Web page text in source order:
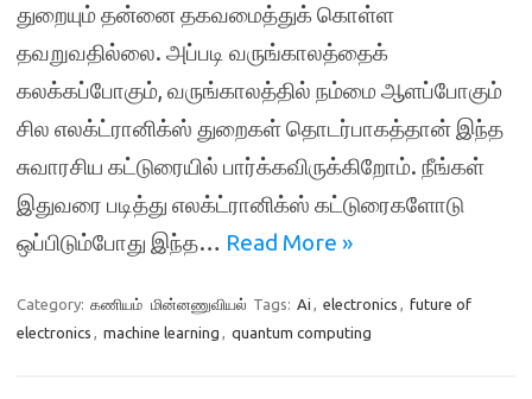
துறையும் தன்னை தகவமைத்துக் கொள்ள
தவறுவதில்லை. அப்படி வருங்காலத்தைக்
கலக்கப்போகும், வருங்காலத்தில் நம்மை ஆளப்போகும்
சில எலக்ட்ரானிக்ஸ் துறைகள் தொடர்பாகத்தான் இந்த
சுவாரசிய கட்டுரையில் பார்க்கவிருக்கிறோம். நீங்கள்
இதுவரை படித்து எலக்ட்ரானிக்ஸ் கட்டுரைகளோடு
ஒப்பிடும்போது இந்த… Read More »
Category: கணியம் மின்னணுவியல் Tags: Ai , electronics , future of
electronics , machine learning , quantum computing